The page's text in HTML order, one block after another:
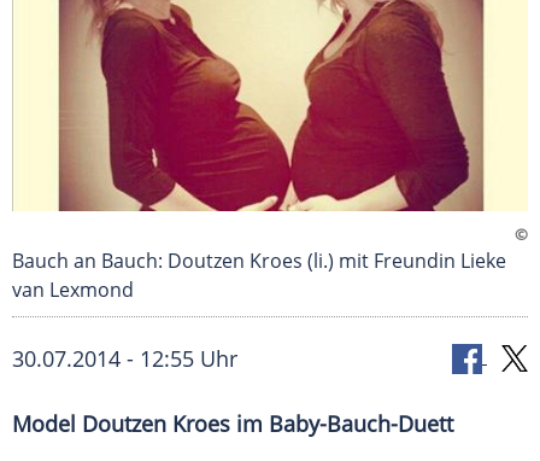
©
Bauch an Bauch: Doutzen Kroes (li.) mit Freundin Lieke
van Lexmond
30.07.2014 - 12:55 Uhr
Model Doutzen Kroes im Baby-Bauch-Duett